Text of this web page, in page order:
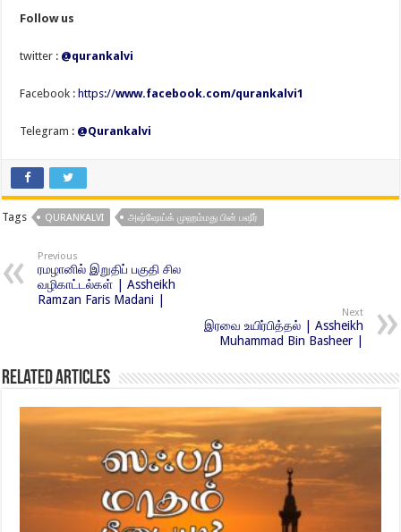
Follow us
twitter : @qurankalvi
Facebook : https://www.facebook.com/qurankalvi1
Telegram : @Qurankalvi
Tags QURANKALVI அஷ்ஷேய்க் முஹம்மது பின் பஷீர்
Previous
ரமழானில் இறுதிப் பகுதி சில
வழிகாட்டல்கள் | Assheikh
Ramzan Faris Madani |
Next
இரவை உயிர்பித்தல் | Assheikh
Muhammad Bin Basheer |
Related Articles